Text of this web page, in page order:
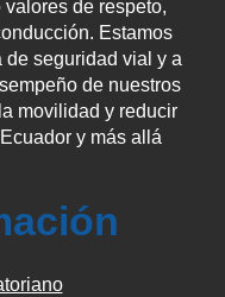
de respeto,
Estamos
de seguridad vial y a
de nuestros
movilidad y reducir
y más allá